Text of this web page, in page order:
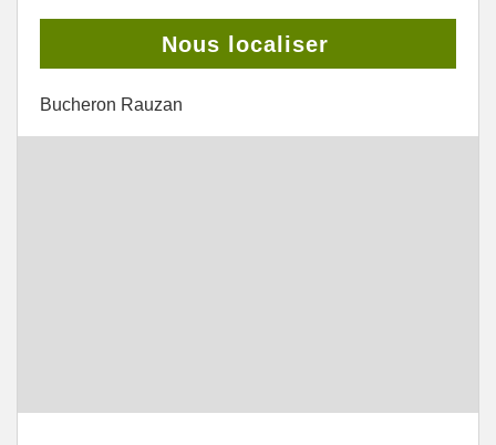
Nous localiser
Bucheron Rauzan